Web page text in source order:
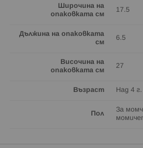
Широчина на
опаковката см
17.5
Дължина на опаковката
см
6.5
Височина на
опаковката см
27
Възраст Над 4 г.
Пол
За